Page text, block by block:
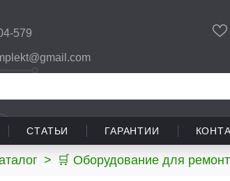
579
СТАТЬИ ГАРАНТИИ
> 🛒 Оборудование для